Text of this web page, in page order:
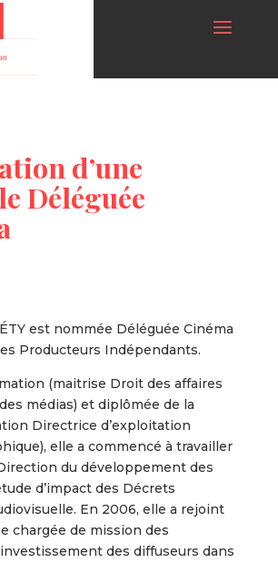
d’une
Déléguée
est nommée Déléguée Cinéma
Producteurs Indépendants.
(maitrise Droit des affaires
médias) et diplômée de la
Directrice d’exploitation
elle a commencé à travailler
du développement des
d’impact des Décrets
En 2006, elle a rejoint
chargée de mission des
des diffuseurs dans